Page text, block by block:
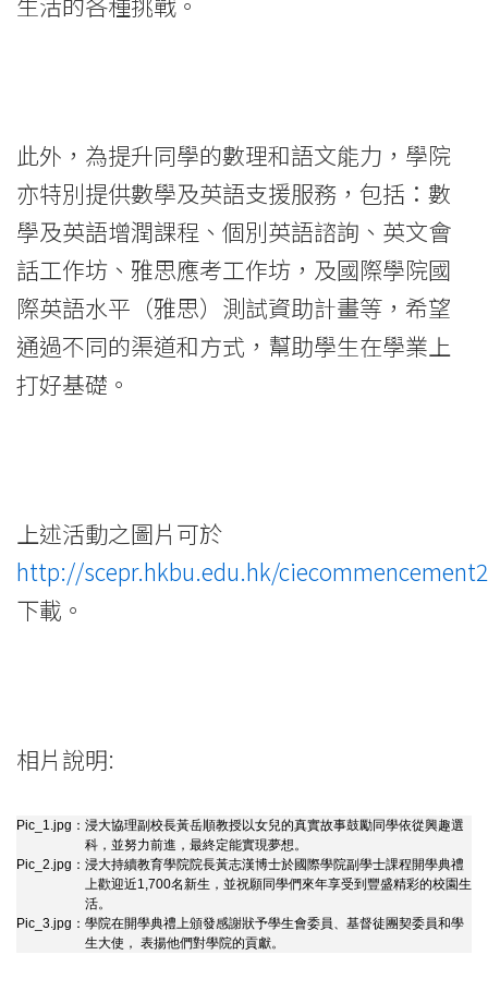
此外，為提升同學的數理和語文能力，學院
亦特別提供數學及英語支援服務，包括：數
學及英語增潤課程、個別英語諮詢、英文會
話工作坊、雅思應考工作坊，及國際學院國
際英語水平（雅思）測試資助計畫等，希望
通過不同的渠道和方式，幫助學生在學業上
打好基礎。
上述活動之圖片可於
http://scepr.hkbu.edu.hk/
下載。
相片說明:
Pic_1.jpg： 浸大協理副校長黃岳順教授以女兒的真實故事鼓勵同學依從興趣選
科，並努力前進，最終定能實現夢想。
Pic_2.jpg： 浸大持續教育學院院長黃志漢博士於國際學院副學士課程開學典禮
上歡迎近1,700名新生，並祝願同學們來年享受到豐盛精彩的校園生
活。
Pic_3.jpg： 學院在開學典禮上頒發感謝狀予學生會委員、基督徒團契委員和學
生大使， 表揚他們對學院的貢獻。